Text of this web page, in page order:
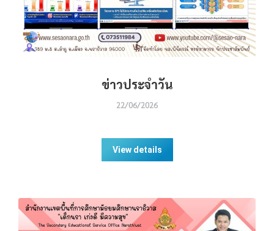
ข่าวประจำวัน
22/06/2026
View details